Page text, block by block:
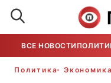
ВСЕ НОВОСТИ
Политика